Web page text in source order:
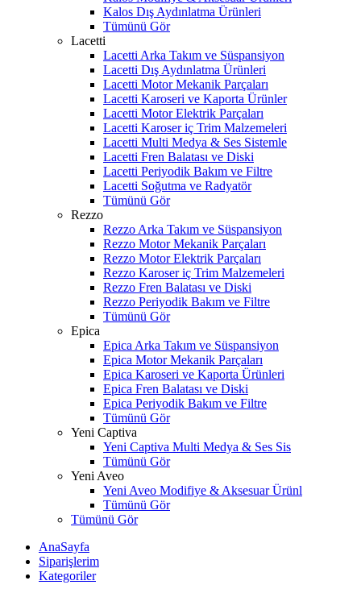
Kalos Dış Aydınlatma Ürünleri
Tümünü Gör
Lacetti
Lacetti Arka Takım ve Süspansiyon
Lacetti Dış Aydınlatma Ürünleri
Lacetti Motor Mekanik Parçaları
Lacetti Karoseri ve Kaporta Ürünler
Lacetti Motor Elektrik Parçaları
Lacetti Karoser iç Trim Malzemeleri
Lacetti Multi Medya & Ses Sistemle
Lacetti Fren Balatası ve Diski
Lacetti Periyodik Bakım ve Filtre
Lacetti Soğutma ve Radyatör
Tümünü Gör
Rezzo
Rezzo Arka Takım ve Süspansiyon
Rezzo Motor Mekanik Parçaları
Rezzo Motor Elektrik Parçaları
Rezzo Karoser iç Trim Malzemeleri
Rezzo Fren Balatası ve Diski
Rezzo Periyodik Bakım ve Filtre
Tümünü Gör
Epica
Epica Arka Takım ve Süspansiyon
Epica Motor Mekanik Parçaları
Epica Karoseri ve Kaporta Ürünleri
Epica Fren Balatası ve Diski
Epica Periyodik Bakım ve Filtre
Tümünü Gör
Yeni Captiva
Yeni Captiva Multi Medya & Ses Sis
Tümünü Gör
Yeni Aveo
Yeni Aveo Modifiye & Aksesuar Ürünl
Tümünü Gör
Tümünü Gör
AnaSayfa
Siparişlerim
Kategoriler